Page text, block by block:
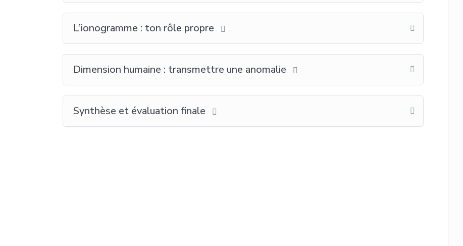
L’ionogramme : ton rôle propre
Dimension humaine : transmettre une anomalie
Synthèse et évaluation finale